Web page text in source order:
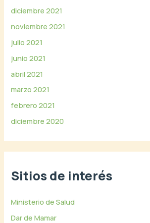
diciembre 2021
noviembre 2021
julio 2021
junio 2021
abril 2021
marzo 2021
febrero 2021
diciembre 2020
Sitios de interés
Ministerio de Salud
Dar de Mamar